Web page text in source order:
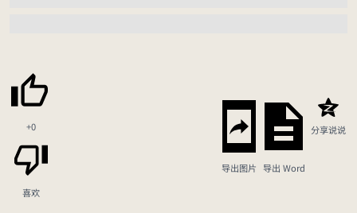
+0
喜欢
导出图片 导出 Word
分享说说